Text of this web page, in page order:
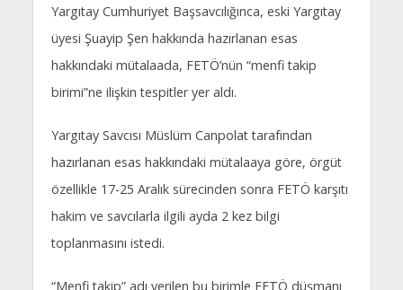
Yargıtay Cumhuriyet Başsavcılığınca, eski Yargıtay
üyesi Şuayip Şen hakkında hazırlanan esas
hakkındaki mütalaada, FETÖ’nün “menfi takip
birimi”ne ilişkin tespitler yer aldı.
Yargıtay Savcısı Müslüm Canpolat tarafından
hazırlanan esas hakkındaki mütalaaya göre, örgüt
özellikle 17-25 Aralık sürecinden sonra FETÖ karşıtı
hakim ve savcılarla ilgili ayda 2 kez bilgi
toplanmasını istedi.
“Menfi takip” adı verilen bu birimle FETÖ düşmanı